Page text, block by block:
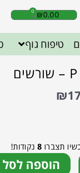
₪0.00
0
טיפוח גוף
₪
תצברו 8 נקודות!
הוספה לסל